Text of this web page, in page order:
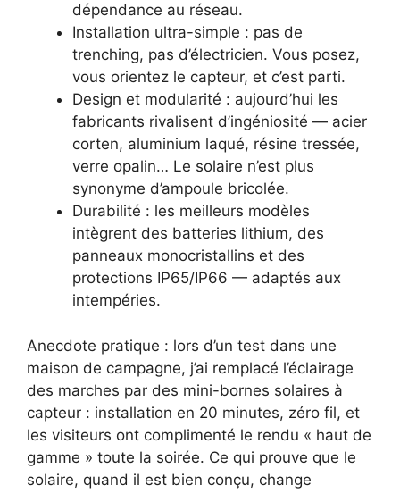
dépendance au réseau.
Installation ultra-simple : pas de
trenching, pas d’électricien. Vous posez,
vous orientez le capteur, et c’est parti.
Design et modularité : aujourd’hui les
fabricants rivalisent d’ingéniosité — acier
corten, aluminium laqué, résine tressée,
verre opalin… Le solaire n’est plus
synonyme d’ampoule bricolée.
Durabilité : les meilleurs modèles
intègrent des batteries lithium, des
panneaux monocristallins et des
protections IP65/IP66 — adaptés aux
intempéries.
Anecdote pratique : lors d’un test dans une
maison de campagne, j’ai remplacé l’éclairage
des marches par des mini-bornes solaires à
capteur : installation en 20 minutes, zéro fil, et
les visiteurs ont complimenté le rendu « haut de
gamme » toute la soirée. Ce qui prouve que le
solaire, quand il est bien conçu, change